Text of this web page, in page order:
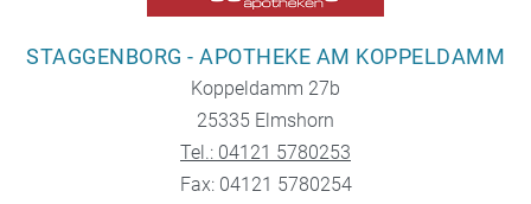
STAGGENBORG - APOTHEKE AM KOPPELDAMM
Koppeldamm 27b
25335 Elmshorn
Tel.: 04121 5780253
Fax: 04121 5780254